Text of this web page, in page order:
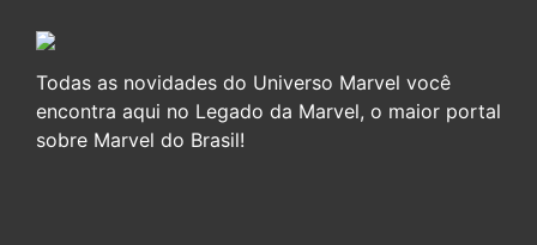
Todas as novidades do Universo Marvel você
encontra aqui no Legado da Marvel, o maior portal
sobre Marvel do Brasil!